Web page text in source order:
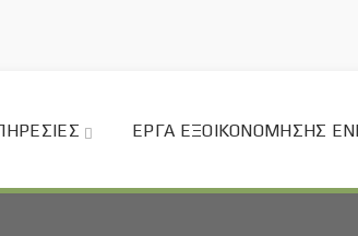
ΈΡΓΑ ΕΞΟΙΚΟΝΌΜΗΣΗΣ